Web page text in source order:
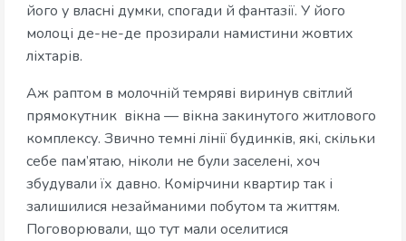
його у власні думки, спогади й фантазії. У його
молоці де-не-де прозирали намистини жовтих
ліхтарів.
Аж раптом в молочній темряві виринув світлий
прямокутник вікна — вікна закинутого житлового
комплексу. Звично темні лінії будинків, які, скільки
себе пам’ятаю, ніколи не були заселені, хоч
збудували їх давно. Комірчини квартир так і
залишилися незайманими побутом та життям.
Поговорювали, що тут мали оселитися